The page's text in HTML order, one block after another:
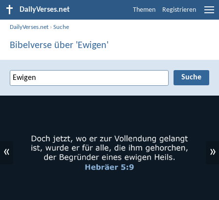
DailyVerses.net Themen Registrieren
DailyVerses.net ›Suche
Bibelverse über 'Ewigen'
« »